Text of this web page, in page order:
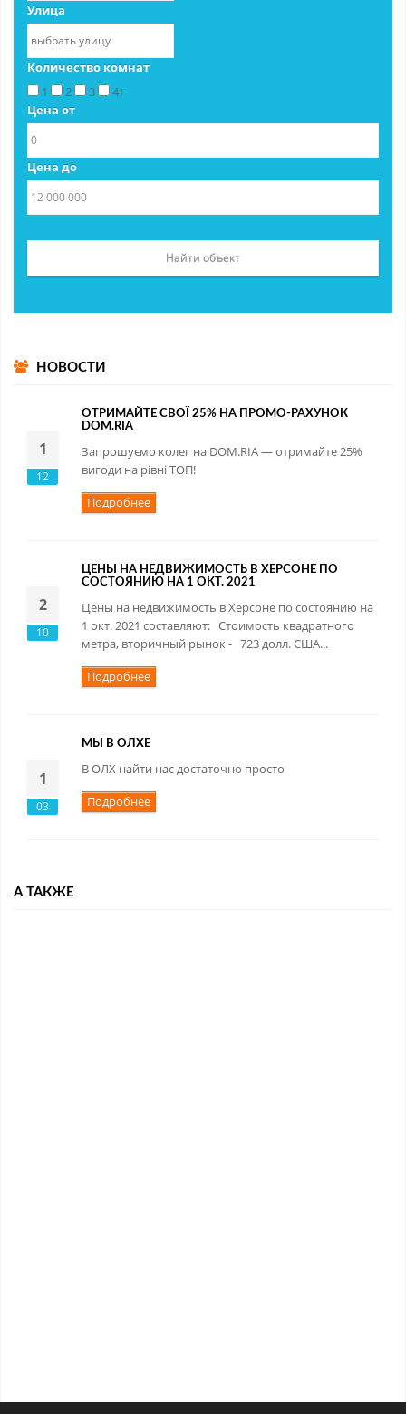
Улица
Количество комнат
1
2 3
4+
Цена от
Цена до
НОВОСТИ
1
12
ОТРИМАЙТЕ СВОЇ 25% НА ПРОМО-РАХУНОК
DOM.RIA
Запрошуємо колег на DOM.RIA — отримайте 25%
вигоди на рівні ТОП!
Подробнее
2
10
ЦЕНЫ НА НЕДВИЖИМОСТЬ В ХЕРСОНЕ ПО
СОСТОЯНИЮ НА 1 ОКТ. 2021
Цены на недвижимость в Херсоне по состоянию на
1 окт. 2021 составляют: Стоимость квадратного
метра, вторичный рынок - 723 долл. США...
Подробнее
1
03
МЫ В ОЛХЕ
В ОЛХ найти нас достаточно просто
Подробнее
А ТАКЖЕ